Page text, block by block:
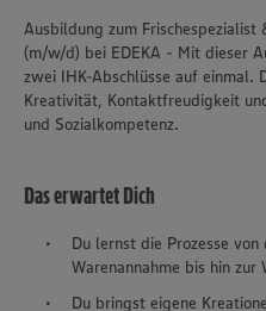
Ausbildung zum Frischespezialist
(m/w/d) bei EDEKA - Mit dieser
zwei IHK-Abschlüsse auf einmal.
Kreativität, Kontaktfreudigkeit
und Sozialkompetenz.
Das erwartet Dich
Du lernst die Prozesse
Warenannahme bis hin zur
Du bringst eigene